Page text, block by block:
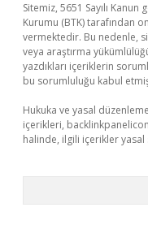
Sitemiz, 5651 Sayılı
Kurumu (BTK) tarafından
vermektedir. Bu nedenle,
veya araştırma
yazdıkları içeriklerin
bu sorumluluğu kabul etmiş
Hukuka ve yasal
içerikleri,
halinde, ilgili içerikler yasal